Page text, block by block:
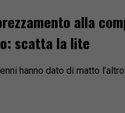
alla
scatta la lite
hanno dato di matto